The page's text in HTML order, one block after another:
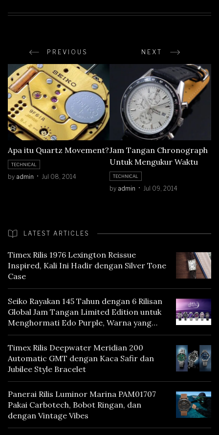
PREVIOUS NEXT
Apa itu Quartz Movement?
TECHNICAL
by admin Jul 08, 2014
Jam Tangan Chronograph
Untuk Mengukur Waktu
TECHNICAL
by admin Jul 09, 2014
LATEST ARTICLES
Timex Rilis 1976 Lexington Reissue
Inspired, Kali Ini Hadir dengan Silver Tone
Case
Seiko Rayakan 145 Tahun dengan 6 Rilisan
Global Jam Tangan Limited Edition untuk
Menghormati Edo Purple, Warna yang
Mencerminkan Warisan Tokyo
Timex Rilis Deepwater Meridian 200
Automatic GMT dengan Kaca Safir dan
Jubilee Style Bracelet
Panerai Rilis Luminor Marina PAM01707
Pakai Carbotech, Bobot Ringan, dan
dengan Vintage Vibes